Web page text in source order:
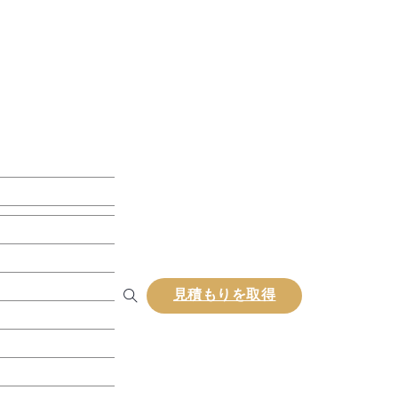
見積もりを取得